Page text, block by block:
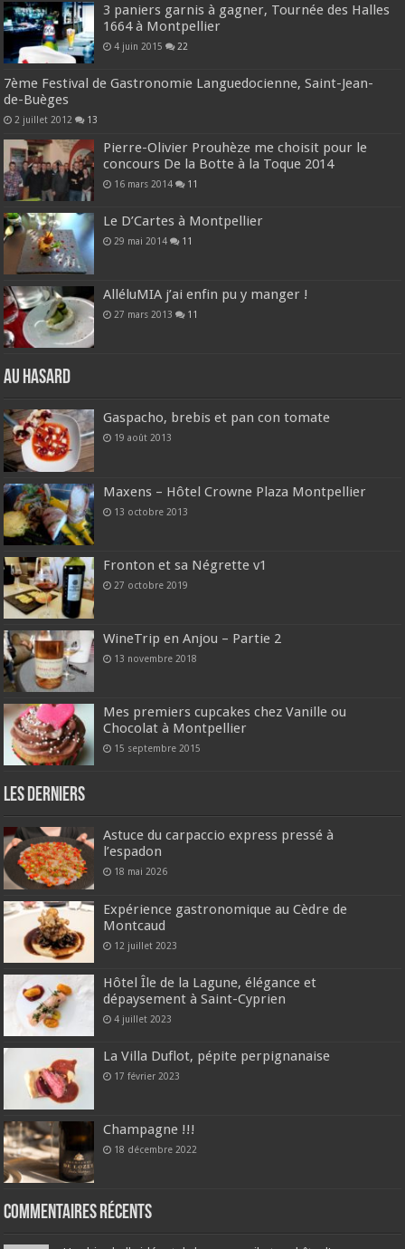
3 paniers garnis à gagner, Tournée des Halles
1664 à Montpellier
4 juin 2015 22
7ème Festival de Gastronomie Languedocienne, Saint-Jean-
de-Buèges
2 juillet 2012 13
Pierre-Olivier Prouhèze me choisit pour le
concours De la Botte à la Toque 2014
16 mars 2014 11
Le D’Cartes à Montpellier
29 mai 2014 11
AlléluMIA j’ai enfin pu y manger !
27 mars 2013 11
Au hasard
Gaspacho, brebis et pan con tomate
19 août 2013
Maxens – Hôtel Crowne Plaza Montpellier
13 octobre 2013
Fronton et sa Négrette v1
27 octobre 2019
WineTrip en Anjou – Partie 2
13 novembre 2018
Mes premiers cupcakes chez Vanille ou
Chocolat à Montpellier
15 septembre 2015
Les derniers
Astuce du carpaccio express pressé à
l’espadon
18 mai 2026
Expérience gastronomique au Cèdre de
Montcaud
12 juillet 2023
Hôtel Île de la Lagune, élégance et
dépaysement à Saint-Cyprien
4 juillet 2023
La Villa Duflot, pépite perpignanaise
17 février 2023
Champagne !!!
18 décembre 2022
Commentaires récents